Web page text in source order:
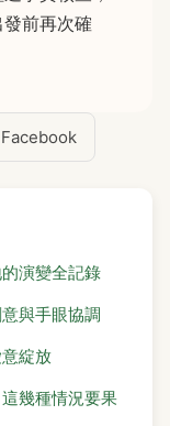
前再次確
Facebook
演變全記錄
與手眼協調
綻放
幾種情況要果